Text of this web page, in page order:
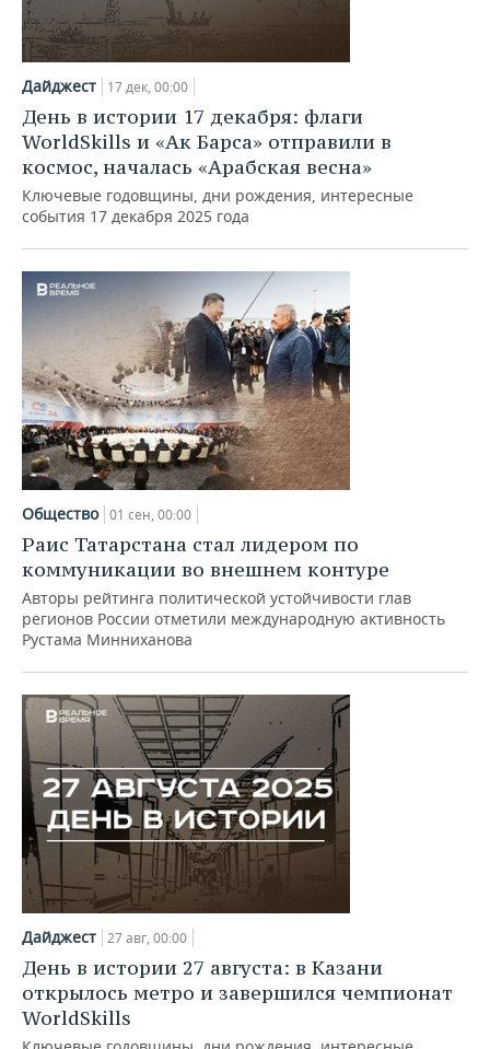
Дайджест 17 дек, 00:00
День в истории 17 декабря: флаги
WorldSkills и «Ак Барса» отправили в
космос, началась «Арабская весна»
Ключевые годовщины, дни рождения, интересные
события 17 декабря 2025 года
Общество 01 сен, 00:00
Раис Татарстана стал лидером по
коммуникации во внешнем контуре
Авторы рейтинга политической устойчивости глав
регионов России отметили международную активность
Рустама Минниханова
Дайджест 27 авг, 00:00
День в истории 27 августа: в Казани
открылось метро и завершился чемпионат
WorldSkills